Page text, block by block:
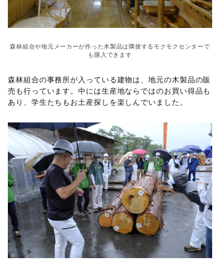
森林組合や地元メーカーが作った木製品は隣接するモクモクセンターで
も購入できます
森林組合の事務所が入っている建物は、地元の木製品の販
売も行っています。中には生産地ならではのお買い得品も
あり、学生たちもお土産探しを楽しんでいました。